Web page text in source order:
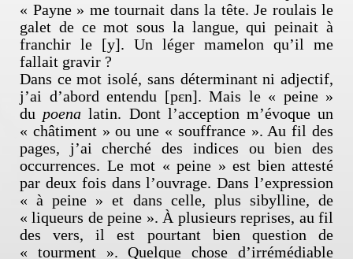
« Payne » me tournait dans la tête. Je roulais le
galet de ce mot sous la langue, qui peinait à
franchir le [y]. Un léger mamelon qu’il me
fallait gravir ?
Dans ce mot isolé, sans déterminant ni adjectif,
j’ai d’abord entendu [pɛn]. Mais le « peine »
du poena latin. Dont l’acception m’évoque un
« châtiment » ou une « souffrance ». Au fil des
pages, j’ai cherché des indices ou bien des
occurrences. Le mot « peine » est bien attesté
par deux fois dans l’ouvrage. Dans l’expression
« à peine » et dans celle, plus sibylline, de
« liqueurs de peine ». À plusieurs reprises, au fil
des vers, il est pourtant bien question de
« tourment ». Quelque chose d’irrémédiable